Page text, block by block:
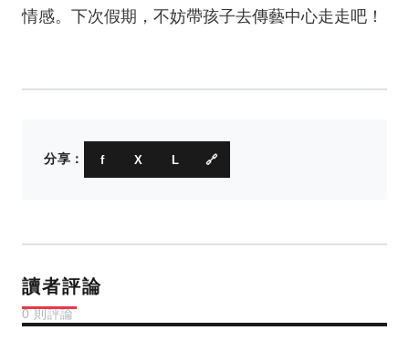
情感。下次假期，不妨帶孩子去傳藝中心走走吧！
分享： f X L 🔗
讀者評論
0 則評論